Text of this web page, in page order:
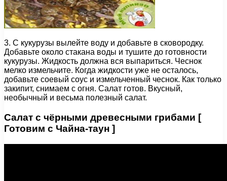
3. С кукурузы вылейте воду и добавьте в сковородку.
Добавьте около стакана воды и тушите до готовности
кукурузы. Жидкость должна вся выпариться. Чеснок
мелко измельчите. Когда жидкости уже не осталось,
добавьте соевый соус и измельченный чеснок. Как только
закипит, снимаем с огня. Салат готов. Вкусный,
необычный и весьма полезный салат.
Салат с чёрными древесными грибами [
Готовим с Чайна-таун ]